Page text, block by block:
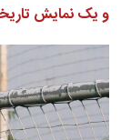
و یک نمایش